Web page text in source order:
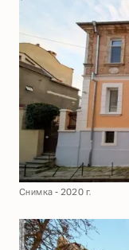
Снимка - 2020 г.